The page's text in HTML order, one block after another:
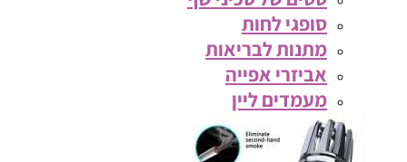
סופגי לחות
מתנות לבריאות
אביזרי אפייה
מעמדים ליין